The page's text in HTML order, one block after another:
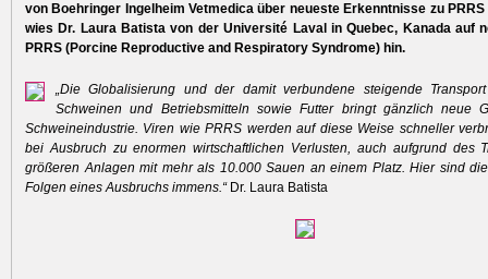
von Boehringer Ingelheim Vetmedica über neueste Erkenntnisse zu PRRS
wies Dr. Laura Batista von der Université Laval in Quebec, Kanada auf
PRRS (Porcine Reproductive and Respiratory Syndrome) hin.
„Die Globalisierung und der damit verbundene steigende
Schweinen und Betriebsmitteln sowie Futter bringt gänzlich neue
Schweineindustrie. Viren wie PRRS werden auf diese Weise schneller
bei Ausbruch zu enormen wirtschaftlichen Verlusten, auch aufgrund des
größeren Anlagen mit mehr als 10.000 Sauen an einem Platz. Hier sind
Folgen eines Ausbruchs immens.“ Dr. Laura Batista